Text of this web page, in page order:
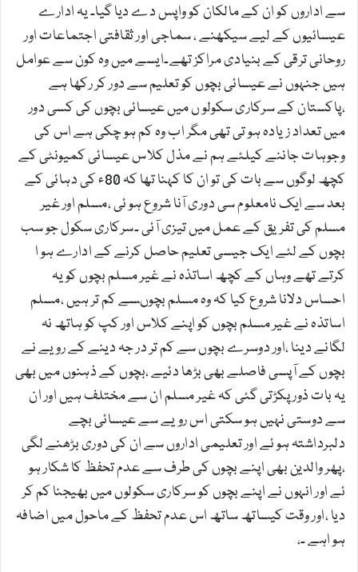
سے اداروں کو ان کے مالکان کو واپس دے دیا گیا۔ یہ ادارے
عیسائیوں کے لیے سیکھنے ، سماجی اور ثقافتی اجتماعات اور
روحانی ترقی کے بنیادی مراکز تھے۔ایسے میں وہ کون سے عوامل
ہیں جنہوں نے عیسائی بچوں کو تعلیم سے دور کر رکھا ہے
،پاکستان کے سرکاری سکولو ں میں عیسائی بچوں کی کسی دور
میں تعداد زیادہ ہو تی تھی مگر اب وہ کم ہو چکی ہے اس کی
وجوہات جاننے کیلئے ہم نے مذل کلاس عیسائی کمیونٹی کے
کچھ لوگوں سے بات کی تو ان کا کہنا تھا کہ 80ء کی دہائی کے
بعد سے ایک نامعلوم سی دوری آنا شروع ہو ئی ،مسلم اور غیر
مسلم کی تفریق کے عمل میں تیزی آئی ۔سرکاری سکول جو سب
بچوں کے لئے ایک جیسی تعلیم حاصل کرنے کے ادارے ہو ا
کرتے تھے وہاں کے کچھ اساتذہ نے غیر مسلم بچوں کو یہ
احساس دلانا شروع کیا کہ وہ مسلم بچوںسے کم تر ہیں ،مسلم
اساتذہ نے غیر مسلم بچوں کو اپنے کلاس اور کپ کو ہاتھ نہ
لگانے دینا ،اور دوسرے بچوں سے کم تر در جہ دینے کے رویے نے
بچوں کے آپسی فاصلے بھی بڑھا دئیے ،بچوں کے ذہنوں میں بھی
یہ بات ذورپکڑتی گئی کہ غیر مسلم ان سے مختلف ہیں اور ان
سے دوستی نہیں ہو سکتی اس رویے سے عیسائی بچے
دلبرداشتہ ہو ئے اور تعلیمی اداروں سے ان کی دوری بڑھنے لگی
،پھر والدین بھی اپنے بچوں کی طرف سے عدم تحفظ کا شکار ہو
ئے اور انہوں نے اپنے بچوں کو سرکاری سکولوں میں بھیجنا کم کر
دیا ،اور وقت کیساتھ ساتھ اس عدم تحفظ کے ماحول میں اضافہ
ہو اہے ۔،